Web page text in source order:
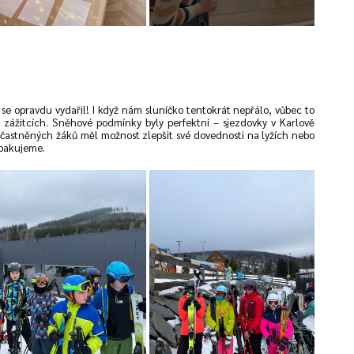
opravdu vydařil! I když nám sluníčko tentokrát nepřálo, vůbec to
Sněhové podmínky byly perfektní – sjezdovky v Karlově
žáků měl možnost zlepšit své dovednosti na lyžích nebo